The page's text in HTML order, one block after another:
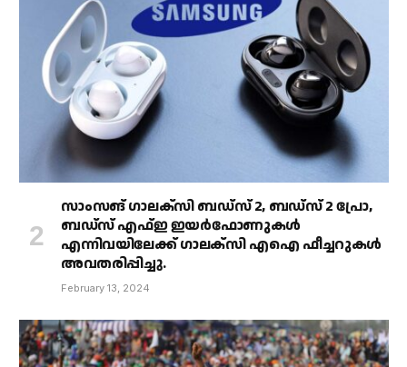
സാംസങ് ഗാലക്‌സി ബഡ്‌സ് 2, ബഡ്‌സ് 2 പ്രോ,
ബഡ്‌സ് എഫ്ഇ ഇയർഫോണുകൾ
എന്നിവയിലേക്ക് ഗാലക്‌സി എഐ ഫീച്ചറുകൾ
അവതരിപ്പിച്ചു.
February 13, 2024